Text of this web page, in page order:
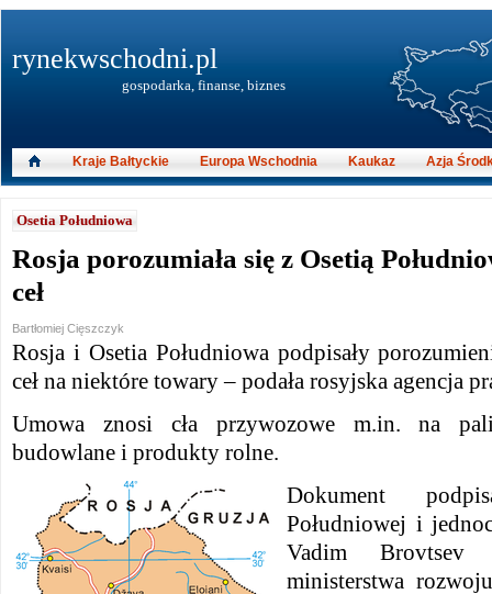
Osetia Południowa
Rosja porozumiała się z Osetią
ceł
Bartłomiej Cięszczyk
Rosja i Osetia Południowa podpisały
ceł na niektóre towary – podała rosyjska agencja
Umowa znosi cła przywozowe m.in. na
budowlane i produkty rolne.
Dokument
Południowej i
Vadim
ministerstwa
rynekwschodni.pl
gospodarka, finanse, biznes
Kraje Bałtyckie Europa Wschodnia Kaukaz Azja